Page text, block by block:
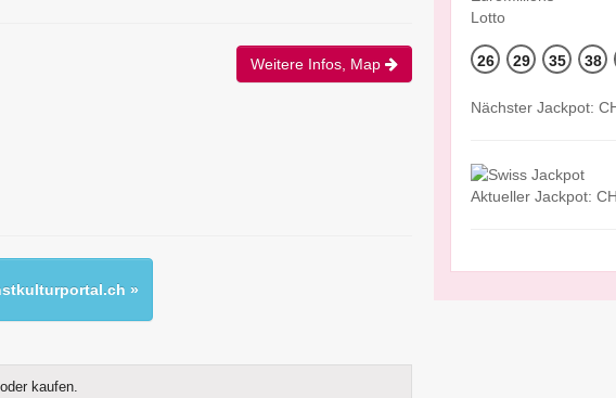
Weitere Infos, Map
»
kaufen.
26 29 35 38
Nächster Jackpot:
Aktueller Jackpot: